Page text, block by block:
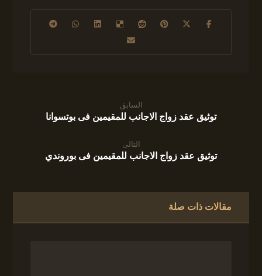
السابق
توثيق عقد زواج الاجانب للمقيمين فى بوتسوانا
التالى
توثيق عقد زواج الاجانب للمقيمين فى بوروندي
مقالات ذات صلة